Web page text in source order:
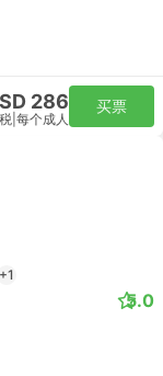
286
每个成人
买票
+1
5.0